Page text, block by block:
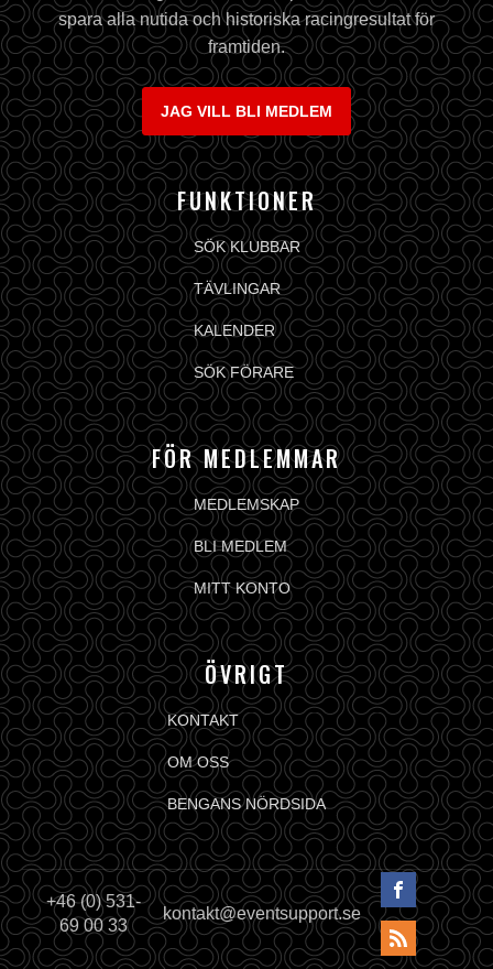
spara alla nutida och historiska racingresultat för
framtiden.
JAG VILL BLI MEDLEM
FUNKTIONER
SÖK KLUBBAR
TÄVLINGAR
KALENDER
SÖK FÖRARE
FÖR MEDLEMMAR
MEDLEMSKAP
BLI MEDLEM
MITT KONTO
ÖVRIGT
KONTAKT
OM OSS
BENGANS NÖRDSIDA
+46 (0) 531-
69 00 33
kontakt@eventsupport.se